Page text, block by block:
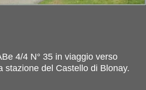
4/4 N° 35 in viaggio verso
stazione del Castello di Blonay.